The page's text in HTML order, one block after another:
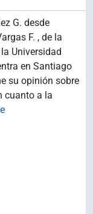
G. desde
F. , de la
Universidad
en Santiago
su opinión sobre
cuanto a la